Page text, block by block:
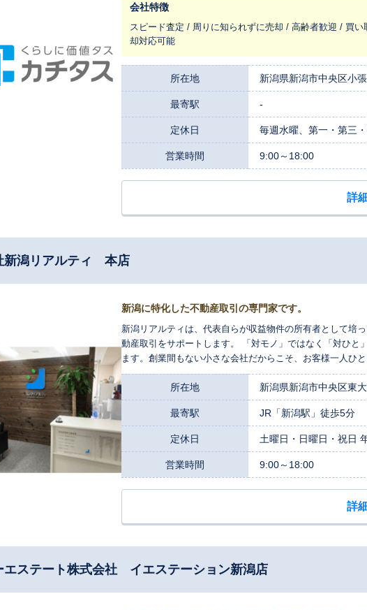
会社特徴
スピード査定 / 周りに知られずに売却 / 高齢者歓迎 / 買
却対応可能
所在地 新潟県新潟市中央区小
最寄駅 -
定休日 毎週水曜、第一・第三
営業時間 9:00～18:00
詳
新潟リアルティ 本店
新潟に特化した不動産取引の専門家です。
新潟リアルティは、代表自らが収益物件の所有者として培
動産取引をサポートします。 「対モノ」ではなく「対ひ
ます。創業間もない小さな会社だからこそ、お客様一人ひ
ぜひ当社にお任せください。
所在地 新潟県新潟市中央区東
最寄駅 JR「新潟駅」徒歩5分
定休日 土曜日・日曜日・祝日
営業時間 9:00～18:00
詳
エステート株式会社 イエステーション新潟店